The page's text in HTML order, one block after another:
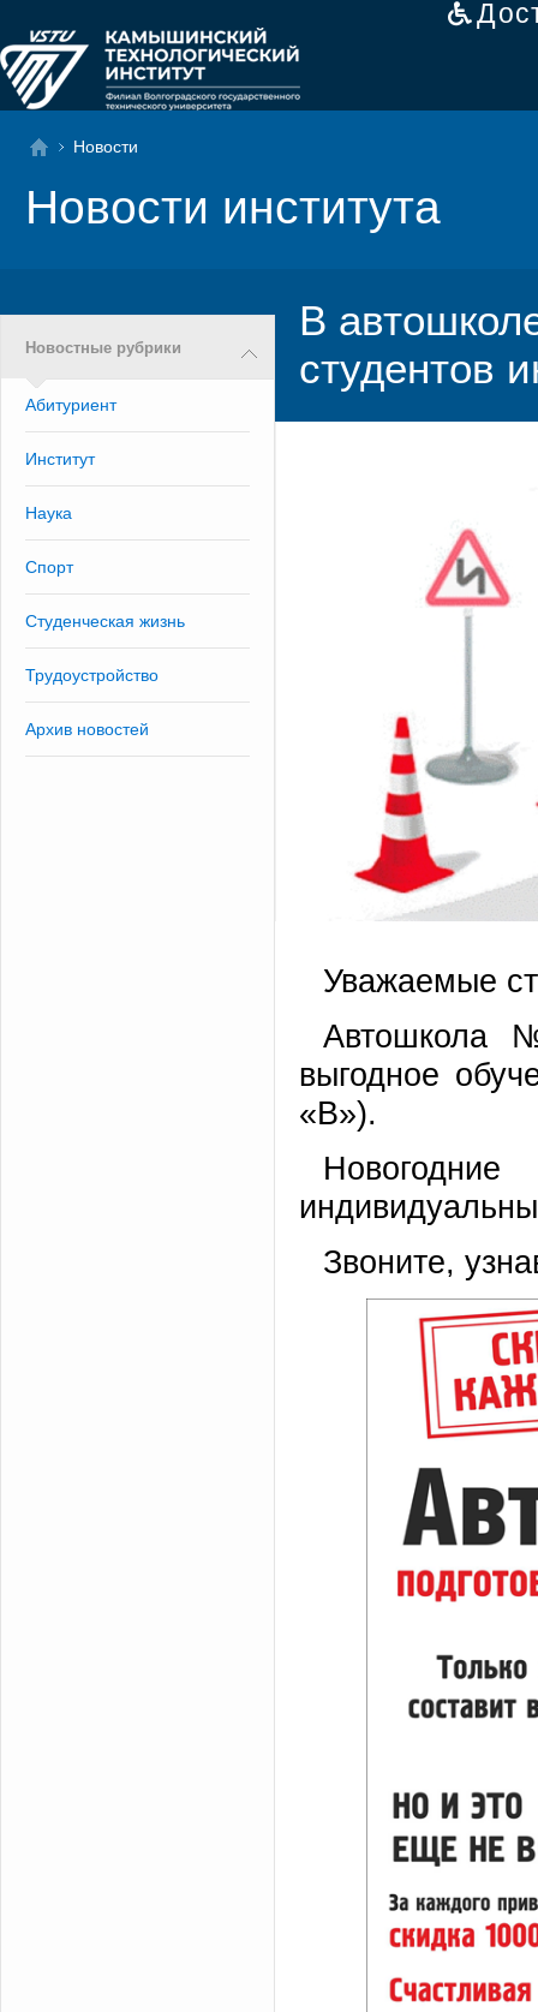
Новости
Новости института
Новостные рубрики
Абитуриент
Институт
Наука
Спорт
Студенческая жизнь
Трудоустройство
Архив новостей
В
студентов
Уважаемые
Автошкола
выгодное
«В»).
Звоните,